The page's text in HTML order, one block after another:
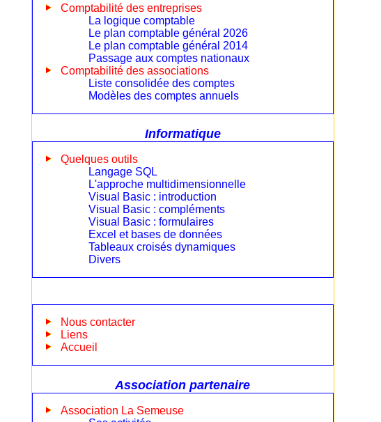
Comptabilité des entreprises
La logique comptable
Le plan comptable général 2026
Le plan comptable général 2014
Passage aux comptes nationaux
Comptabilité des associations
Liste consolidée des comptes
Modèles des comptes annuels
Informatique
Quelques outils
Langage SQL
L'approche multidimensionnelle
Visual Basic : introduction
Visual Basic : compléments
Visual Basic : formulaires
Excel et bases de données
Tableaux croisés dynamiques
Divers
Nous contacter
Liens
Accueil
Association partenaire
Association La Semeuse